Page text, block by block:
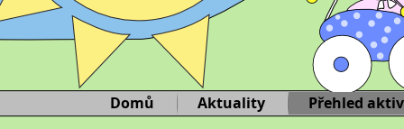
Domů Aktuality Přehled